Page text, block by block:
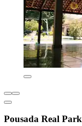
Pousada Real Park